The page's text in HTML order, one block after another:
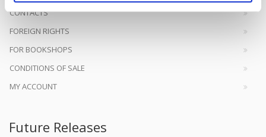
CONTACTS
FOREIGN RIGHTS
FOR BOOKSHOPS
CONDITIONS OF SALE
MY ACCOUNT
Future Releases